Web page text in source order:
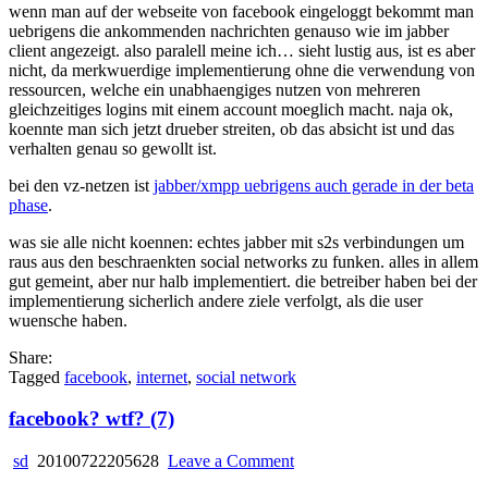
wenn man auf der webseite von facebook eingeloggt bekommt man
uebrigens die ankommenden nachrichten genauso wie im jabber
client angezeigt. also paralell meine ich… sieht lustig aus, ist es aber
nicht, da merkwuerdige implementierung ohne die verwendung von
ressourcen, welche ein unabhaengiges nutzen von mehreren
gleichzeitiges logins mit einem account moeglich macht. naja ok,
koennte man sich jetzt drueber streiten, ob das absicht ist und das
verhalten genau so gewollt ist.
bei den vz-netzen ist jabber/xmpp uebrigens auch gerade in der beta
phase.
was sie alle nicht koennen: echtes jabber mit s2s verbindungen um
raus aus den beschraenkten social networks zu funken. alles in allem
gut gemeint, aber nur halb implementiert. die betreiber haben bei der
implementierung sicherlich andere ziele verfolgt, als die user
wuensche haben.
Share:
Tagged facebook, internet, social network
facebook? wtf? (7)
sd 20100722205628 Leave a Commenton